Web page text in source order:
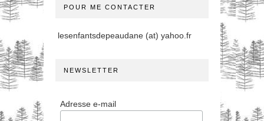
POUR ME CONTACTER
lesenfantsdepeaudane (at) yahoo.fr
NEWSLETTER
Adresse e-mail